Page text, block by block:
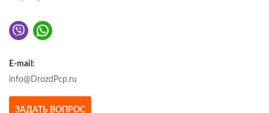
E-mail:
info@DrozdPcp.ru
ЗАДАТЬ ВОПРОС